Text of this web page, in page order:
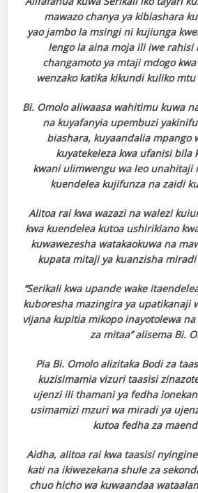
mawazo chanya ya kibiashara
yao jambo la msingi ni kujiunga
lengo la aina moja ili iwe rahisi
changamoto ya mtaji mdogo
wenzako katika kikundi kuliko mtu
Bi. Omolo aliwaasa wahitimu kuwa
na kuyafanyia upembuzi
biashara, kuyaandalia mpango
kuyatekeleza kwa ufanisi bila
kwani ulimwengu wa leo unahitaji
kuendelea kujifunza na zaidi
Alitoa rai kwa wazazi na walezi
kwa kuendelea kutoa ushirikiano
kuwawezesha watakaokuwa na
kupata mitaji ya kuanzisha
‘‘Serikali kwa upande wake
kuboresha mazingira ya upatikanaji
vijana kupitia mikopo inayotolewa
za mitaa’’ alisema Bi.
Pia Bi. Omolo alizitaka Bodi za
kuzisimamia vizuri taasisi
ujenzi ili thamani ya fedha
usimamizi mzuri wa miradi ya
kutoa fedha za
Aidha, alitoa rai kwa taasisi
kati na ikiwezekana shule za
chuo hicho wa kuwaandaa